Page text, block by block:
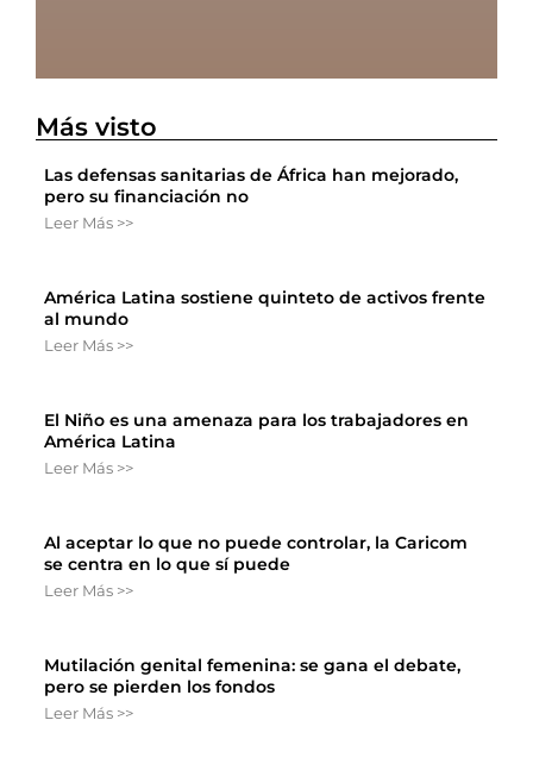
Más visto
Las defensas sanitarias de África han mejorado,
pero su financiación no
Leer Más >>
América Latina sostiene quinteto de activos frente
al mundo
Leer Más >>
El Niño es una amenaza para los trabajadores en
América Latina
Leer Más >>
Al aceptar lo que no puede controlar, la Caricom
se centra en lo que sí puede
Leer Más >>
Mutilación genital femenina: se gana el debate,
pero se pierden los fondos
Leer Más >>